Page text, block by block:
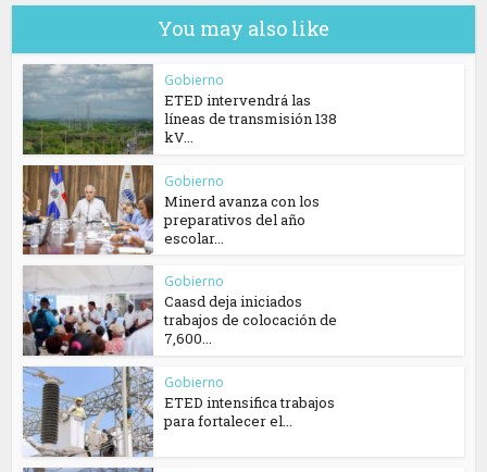
You may also like
Gobierno
ETED intervendrá las
líneas de transmisión 138
kV...
Gobierno
Minerd avanza con los
preparativos del año
escolar...
Gobierno
Caasd deja iniciados
trabajos de colocación de
7,600...
Gobierno
ETED intensifica trabajos
para fortalecer el...